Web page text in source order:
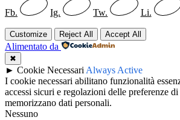
Fb. Ig. Tw. Li.
Customize Reject All Accept All
Alimentato da
✖
► Cookie NecessariAlways Active
I cookie necessari abilitano funzionalità
accessi sicuri e regolazioni delle preferenze
memorizzano dati personali.
Nessuno